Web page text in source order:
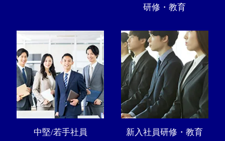
研修・教育
中堅/若手社員 新入社員研修・教育